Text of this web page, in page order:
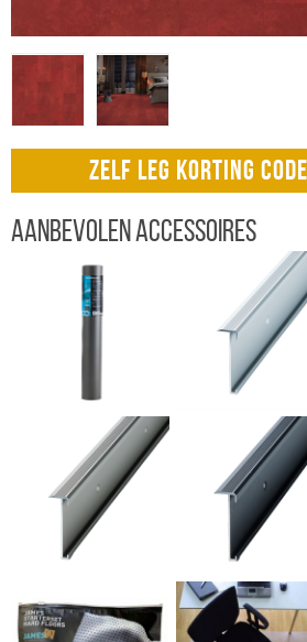
ZELF LEG KORTING
Aanbevolen accessoires